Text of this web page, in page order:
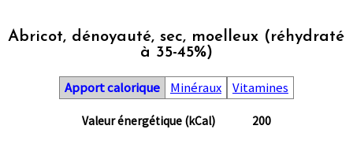
Abricot, dénoyauté, sec, moelleux (réhydraté
à 35-45%)
Apport calorique Minéraux Vitamines
Valeur énergétique (kCal) 200